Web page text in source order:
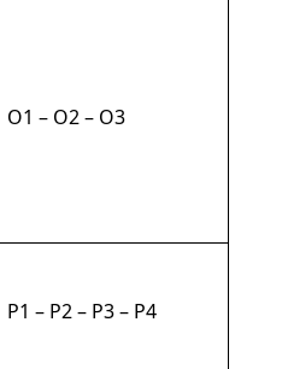
O1 – O2 – O3
P1 – P2 – P3 – P4